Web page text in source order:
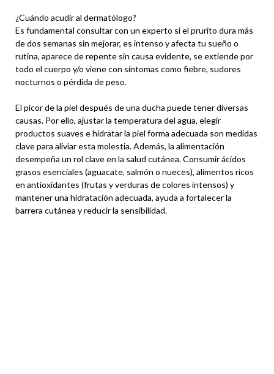
¿Cuándo acudir al dermatólogo?
Es fundamental consultar con un experto si el prurito dura más
de dos semanas sin mejorar, es intenso y afecta tu sueño o
rutina, aparece de repente sin causa evidente, se extiende por
todo el cuerpo y/o viene con síntomas como fiebre, sudores
nocturnos o pérdida de peso.
El picor de la piel después de una ducha puede tener diversas
causas. Por ello, ajustar la temperatura del agua, elegir
productos suaves e hidratar la piel forma adecuada son medidas
clave para aliviar esta molestia. Además, la alimentación
desempeña un rol clave en la salud cutánea. Consumir ácidos
grasos esenciales (aguacate, salmón o nueces), alimentos ricos
en antioxidantes (frutas y verduras de colores intensos) y
mantener una hidratación adecuada, ayuda a fortalecer la
barrera cutánea y reducir la sensibilidad.